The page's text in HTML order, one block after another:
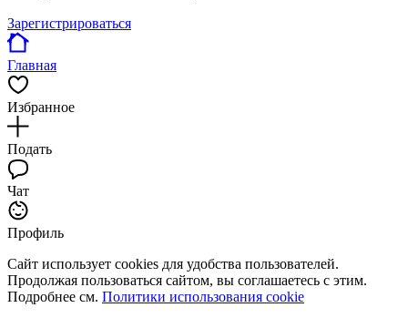
Зарегистрироваться
Главная
Избранное
Подать
Чат
Профиль
Сайт использует cookies для удобства пользователей.
Продолжая пользоваться сайтом, вы соглашаетесь с этим.
Подробнее см. Политики использования cookie